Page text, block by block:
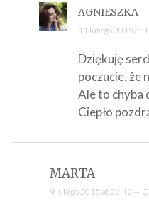
AGNIESZKA
11 lutego 2015 at
Dziękuję
poczucie, że
Ale to chyba
Ciepło
MARTA
9 lutego 2015 at 22:42 —